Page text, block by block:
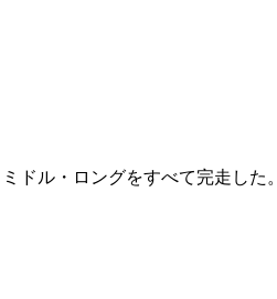
ドル・ロングをすべて完走した。